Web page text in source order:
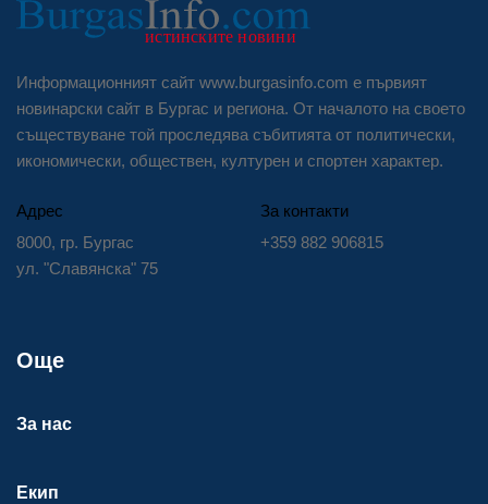
Информационният сайт www.burgasinfo.com е първият
новинарски сайт в Бургас и региона. От началото на своето
съществуване той проследява събитията от политически,
икономически, обществен, културен и спортен характер.
Адрес
8000, гр. Бургас
ул. "Славянска" 75
За контакти
+359 882 906815
Още
За нас
Екип